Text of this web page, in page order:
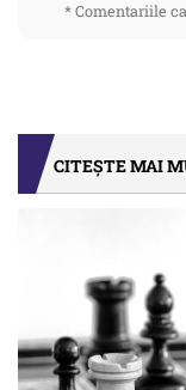
* Comentariile
CITEȘTE MAI